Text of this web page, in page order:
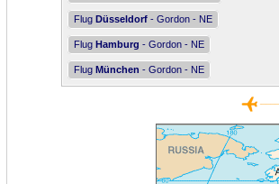
Flug Düsseldorf - Gordon - NE
Flug Hamburg - Gordon - NE
Flug München - Gordon - NE